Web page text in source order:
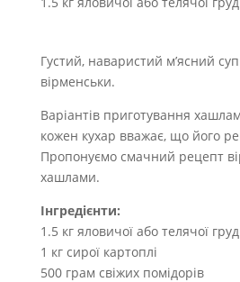
Густий, наваристий м’ясний
вірменськи.
Варіантів приготування
кожен кухар вважає, що його
Пропонуємо смачний рецепт
хашлами.
Інгредієнти:
1.5 кг яловичої або телячої
1 кг сирої картоплі
500 грам свіжих помідорів